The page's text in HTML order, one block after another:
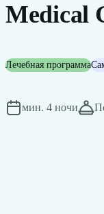
Medical
Лечебная программа
мин. 4 ночи